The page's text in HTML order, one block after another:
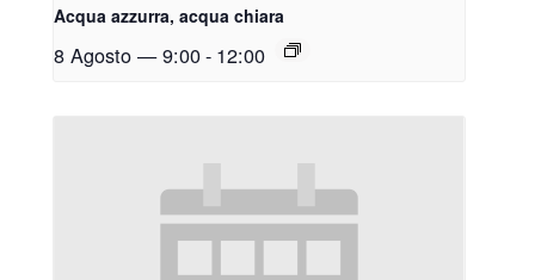
Acqua azzurra, acqua chiara
8 Agosto — 9:00- 12:00